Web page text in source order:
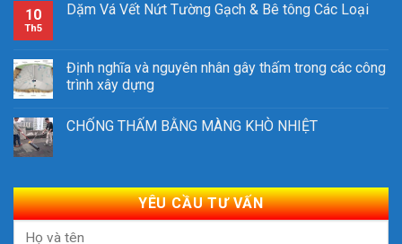
10
Th5
Dặm Vá Vết Nứt Tường Gạch & Bê tông Các Loại
Định nghĩa và nguyên nhân gây thấm trong các công
trình xây dựng
CHỐNG THẤM BẰNG MÀNG KHÒ NHIỆT
YÊU CẦU TƯ VẤN